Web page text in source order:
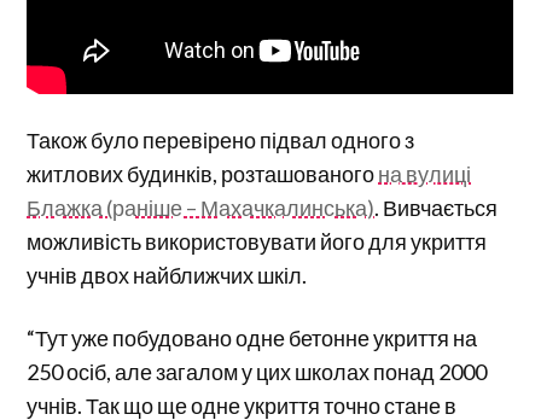
Також було перевірено підвал одного з
житлових будинків, розташованогона вулиці
Блажка (раніше – Махачкалинська). Вивчається
можливість використовувати його для укриття
учнів двох найближчих шкіл.
“Тут уже побудовано одне бетонне укриття на
250 осіб, але загалом у цих школах понад 2000
учнів. Так що ще одне укриття точно стане в